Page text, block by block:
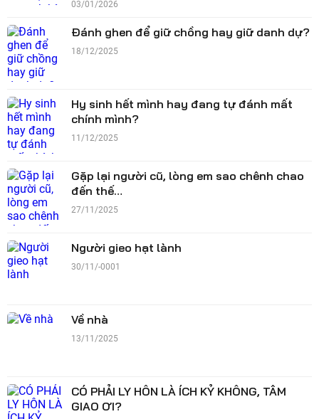
03/01/2026
Đánh ghen để giữ chồng hay giữ danh dự?
18/12/2025
Hy sinh hết mình hay đang tự đánh mất
chính mình?
11/12/2025
Gặp lại người cũ, lòng em sao chênh chao
đến thế…
27/11/2025
Người gieo hạt lành
30/11/-0001
Về nhà
13/11/2025
CÓ PHẢI LY HÔN LÀ ÍCH KỶ KHÔNG, TÂM
GIAO ƠI?